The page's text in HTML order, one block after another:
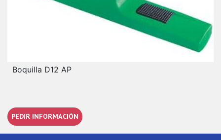
Boquilla D12 AP
PEDIR INFORMACIÓN